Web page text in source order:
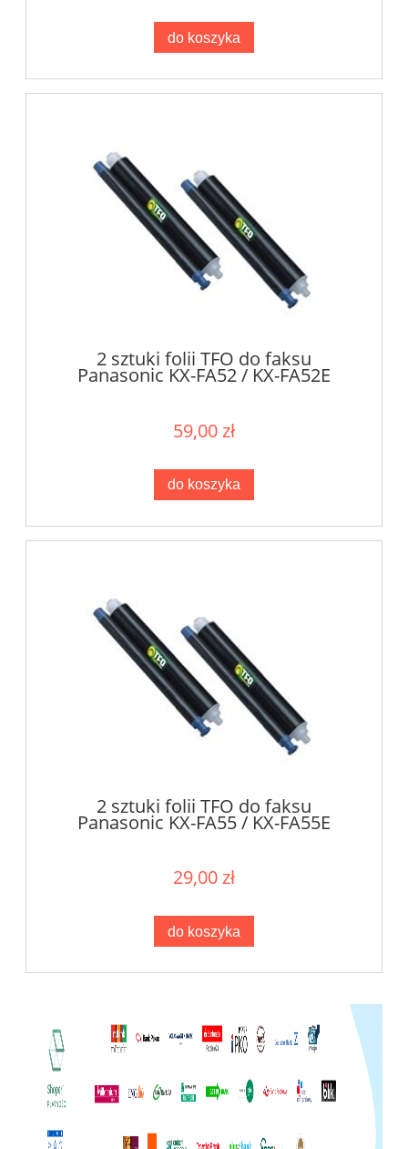
do koszyka
2 sztuki folii TFO do faksu
Panasonic KX-FA52 / KX-FA52E
59,00 zł
do koszyka
2 sztuki folii TFO do faksu
Panasonic KX-FA55 / KX-FA55E
29,00 zł
do koszyka